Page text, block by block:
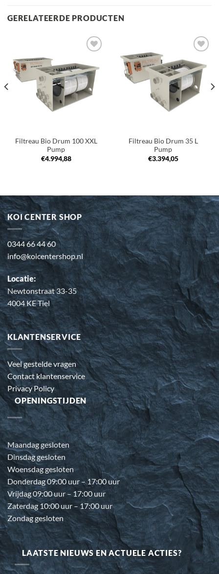
GERELATEERDE PRODUCTEN
aan
verlanglijst
Filtreau Bio Drum 100 XXL
Pump
€4.994,88
Toevoegen
aan
verlanglijst
Filtreau Bio Drum 35 L
Pump
€3.394,05
KOI CENTER SHOP
0344 66 44 60
info@koicentershop.nl
Locatie:
Newtonstraat 33-35
4004 KE Tiel
KLANTENSERVICE
Veel gestelde vragen
Contact klantenservice
Privacy Policy
OPENINGSTIJDEN
Maandag gesloten
Dinsdag gesloten
Woensdag gesloten
Donderdag 09:00 uur – 17:00 uur
Vrijdag 09:00 uur – 17:00 uur
Zaterdag 10:00 uur – 17:00 uur
Zondag gesloten
LAATSTE NIEUWS EN ACTUELE ACTIES?